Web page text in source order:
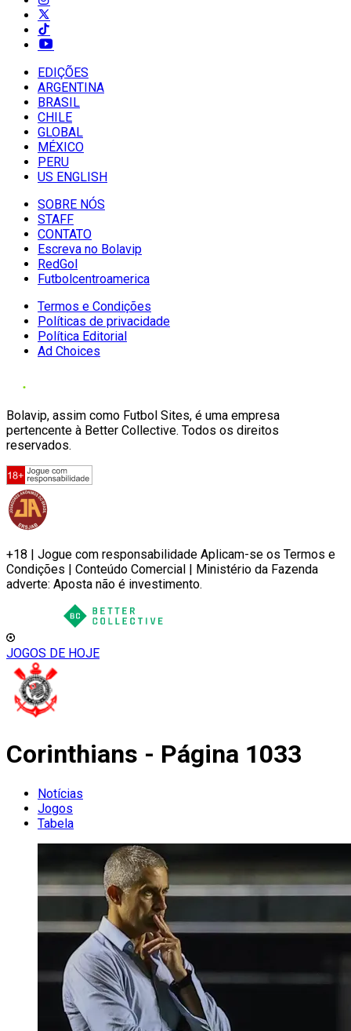
EDIÇÕES
ARGENTINA
BRASIL
CHILE
GLOBAL
MÉXICO
PERU
US ENGLISH
SOBRE NÓS
STAFF
CONTATO
Escreva no Bolavip
RedGol
Futbolcentroamerica
Termos e Condições
Políticas de privacidade
Política Editorial
Ad Choices
Bolavip, assim como Futbol Sites, é uma empresa
pertencente à Better Collective. Todos os direitos
reservados.
+18 | Jogue com responsabilidade Aplicam-se os Termos e
Condições | Conteúdo Comercial | Ministério da Fazenda
adverte: Aposta não é investimento.
JOGOS DE HOJE
Corinthians - Página 1033
Notícias
Jogos
Tabela